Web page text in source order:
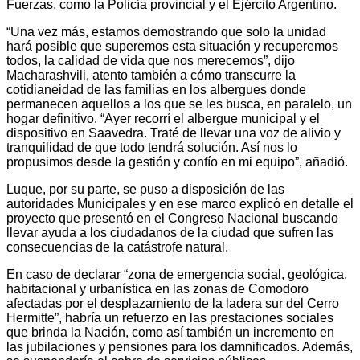
Fuerzas, como la Policía provincial y el Ejército Argentino.
“Una vez más, estamos demostrando que solo la unidad
hará posible que superemos esta situación y recuperemos
todos, la calidad de vida que nos merecemos”, dijo
Macharashvili, atento también a cómo transcurre la
cotidianeidad de las familias en los albergues donde
permanecen aquellos a los que se les busca, en paralelo, un
hogar definitivo. “Ayer recorrí el albergue municipal y el
dispositivo en Saavedra. Traté de llevar una voz de alivio y
tranquilidad de que todo tendrá solución. Así nos lo
propusimos desde la gestión y confío en mi equipo”, añadió.
Luque, por su parte, se puso a disposición de las
autoridades Municipales y en ese marco explicó en detalle el
proyecto que presentó en el Congreso Nacional buscando
llevar ayuda a los ciudadanos de la ciudad que sufren las
consecuencias de la catástrofe natural.
En caso de declarar “zona de emergencia social, geológica,
habitacional y urbanística en las zonas de Comodoro
afectadas por el desplazamiento de la ladera sur del Cerro
Hermitte”, habría un refuerzo en las prestaciones sociales
que brinda la Nación, como así también un incremento en
las jubilaciones y pensiones para los damnificados. Además,